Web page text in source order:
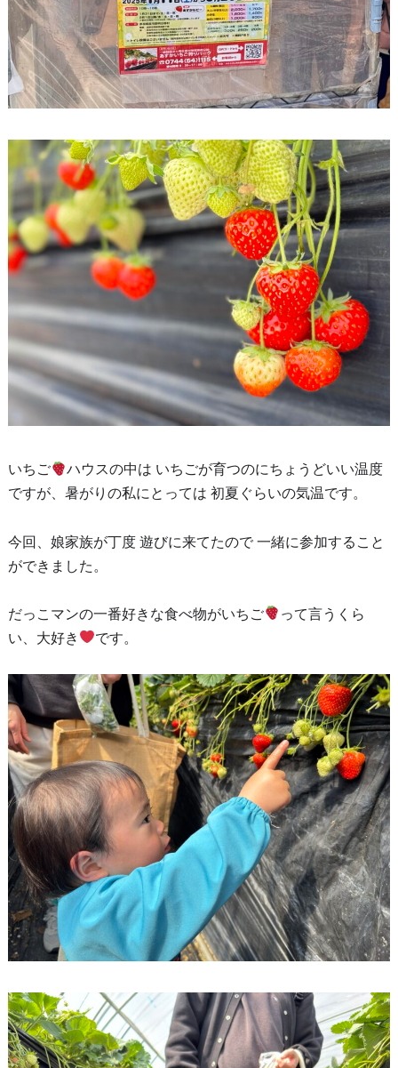
いちご
ハウスの中は いちごが育つのにちょうどいい温度
ですが、暑がりの私にとっては 初夏ぐらいの気温です。
今回、娘家族が丁度 遊びに来てたので 一緒に参加すること
ができました。
だっこマンの一番好きな食べ物がいちご
って言うくら
い、大好き
です。